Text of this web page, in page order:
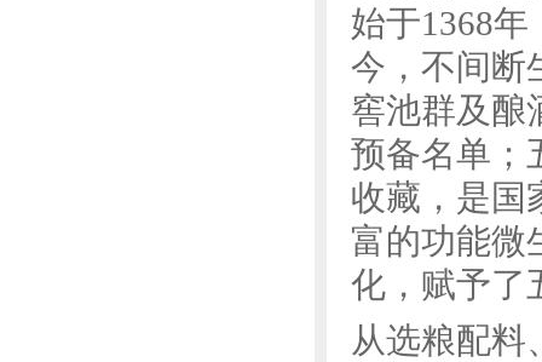
始于1368
今，不间断
窖池群及酿
预备名单；
收藏，是国
富的功能微
化，赋予了
从选粮配料